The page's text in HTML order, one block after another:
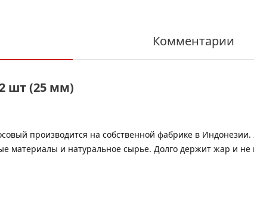
Комментарии
шт (25 мм)
производится на собственной фабрике в
материалы и натуральное сырье. Долго держит жар и не